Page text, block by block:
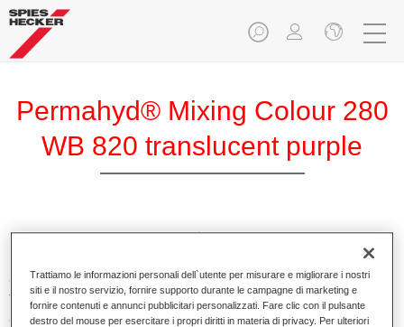
Permahyd® Mixing Colour 280
WB 820 translucent purple
PermahydMixing Colour 280 è adatto per un uso con
Permahyd Pearl Base Coat 285, un sistema di base opaca
all’acqua di alta qualità. È basata su una speciale
tecnologia di dispersione poliuretanica per vernici pastello e
ad effetto.
Trattiamo le informazioni personali dell`utente per misurare e migliorare i nostri
siti e il nostro servizio, fornire supporto durante le campagne di marketing e
fornire contenuti e annunci pubblicitari personalizzati. Fare clic con il pulsante
destro del mouse per esercitare i propri diritti in materia di privacy. Per ulteriori